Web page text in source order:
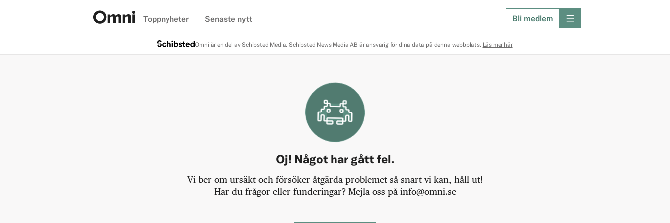
Toppnyheter Senaste nytt Bli medlem meny
Omni är en del av Schibsted Media. Schibsted News Media AB är ansvarig för dina data på denna webbplats. Läs mer här
Oj! Något har gått fel.
Vi ber om ursäkt och försöker åtgärda problemet så snart vi kan, håll ut!
Har du frågor eller funderingar? Mejla oss på info@omni.se